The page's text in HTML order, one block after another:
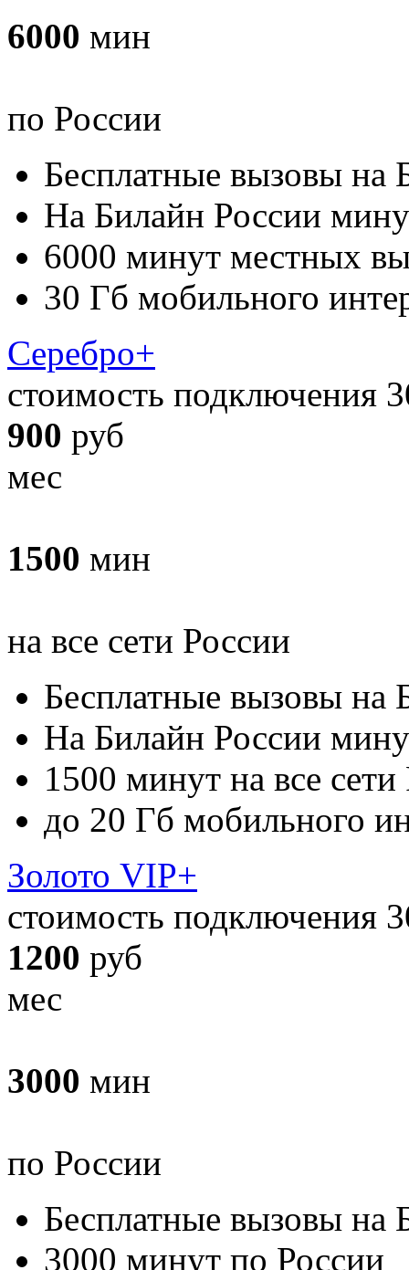
6000 мин
по России
Бесплатные вызовы на
На Билайн России
6000 минут местных
30 Гб мобильного
Серебро+
стоимость подключения
900 руб
мес
1500 мин
на все сети России
Бесплатные вызовы на
На Билайн России
1500 минут на все сети
до 20 Гб мобильного
Золото VIP+
стоимость подключения
1200 руб
мес
3000 мин
по России
Бесплатные вызовы на
3000 минут по России